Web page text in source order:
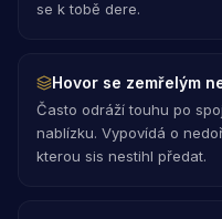
se k tobě dere.
Hovor se zemřelým
Často odráží touhu po
nablízku. Vypovídá o
kterou sis nestihl předat.